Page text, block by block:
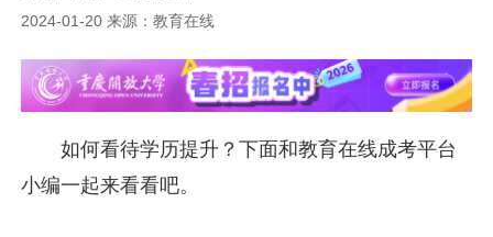
2024-01-20 来源：教育在线
如何看待学历提升？下面和教育在线成考平台
小编一起来看看吧。